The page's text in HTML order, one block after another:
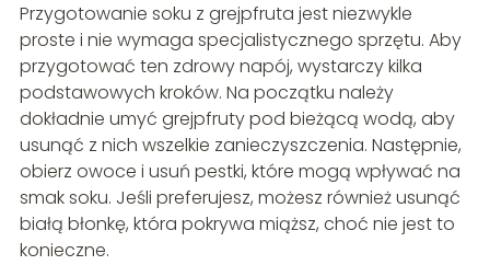
Przygotowanie soku z grejpfruta jest niezwykle
proste i nie wymaga specjalistycznego sprzętu. Aby
przygotować ten zdrowy napój, wystarczy kilka
podstawowych kroków. Na początku należy
dokładnie umyć grejpfruty pod bieżącą wodą, aby
usunąć z nich wszelkie zanieczyszczenia. Następnie,
obierz owoce i usuń pestki, które mogą wpływać na
smak soku. Jeśli preferujesz, możesz również usunąć
białą błonkę, która pokrywa miąższ, choć nie jest to
konieczne.